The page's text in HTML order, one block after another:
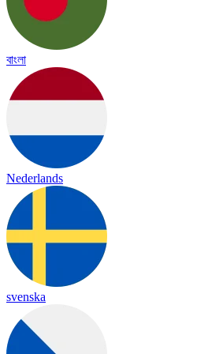
বাংলা
Nederlands
svenska